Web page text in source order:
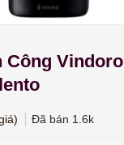
Công Vindoro
Đã bán 1.6k